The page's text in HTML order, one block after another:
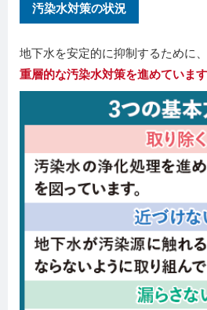
汚染水対策の状況
地下水を安定的に抑制するために
重層的な汚染水対策を進めています